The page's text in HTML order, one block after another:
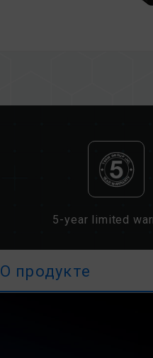
5-year limited
О продукте